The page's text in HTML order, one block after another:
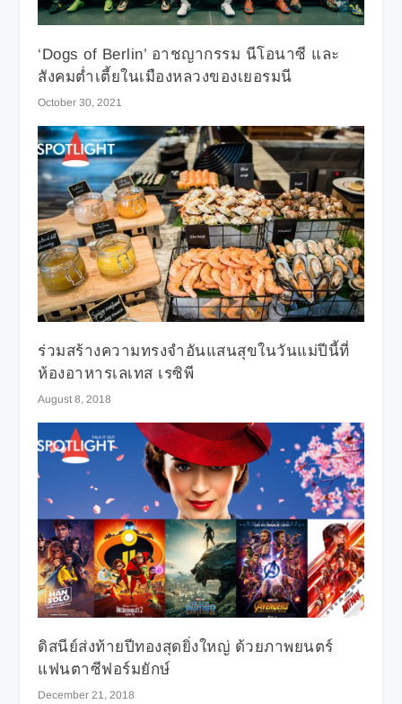
‘Dogs of Berlin’ อาชญากรรม นีโอนาซี และ
สังคมต่ำเตี้ยในเมืองหลวงของเยอรมนี
October 30, 2021
ร่วมสร้างความทรงจำอันแสนสุขในวันแม่ปีนี้ที่
ห้องอาหารเลเทส เรซิพี
August 8, 2018
ดิสนีย์ส่งท้ายปีทองสุดยิ่งใหญ่ ด้วยภาพยนตร์
แฟนตาซีฟอร์มยักษ์
December 21, 2018